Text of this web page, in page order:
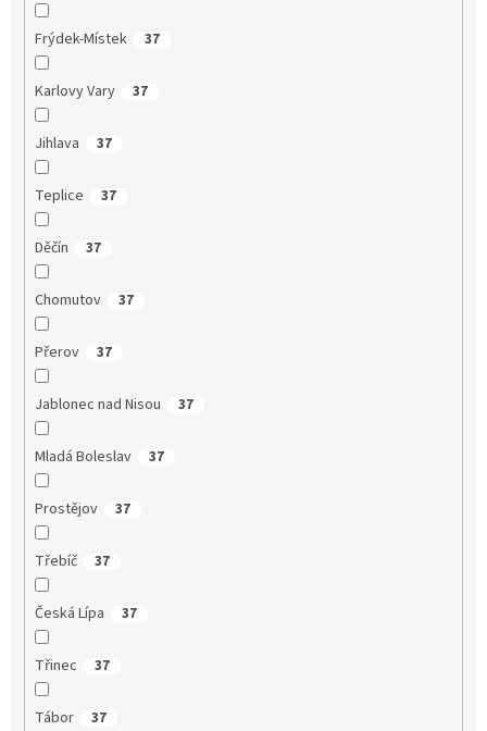
Frýdek-Místek 37
Karlovy Vary 37
Jihlava 37
Teplice 37
Děčín 37
Chomutov 37
Přerov 37
Jablonec nad Nisou 37
Mladá Boleslav 37
Prostějov 37
Třebíč 37
Česká Lípa 37
Třinec 37
Tábor 37